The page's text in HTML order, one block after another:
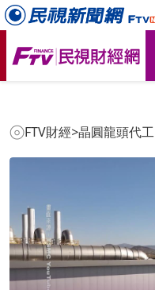
FTV財經>晶圓龍頭代工